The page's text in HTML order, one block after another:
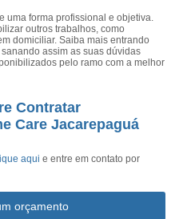
uma forma profissional e objetiva.
outros trabalhos, como
domiciliar. Saiba mais entrando
assim as suas dúvidas
pelo ramo com a melhor
Contratar
Care Jacarepaguá
aqui e entre em contato por
orçamento